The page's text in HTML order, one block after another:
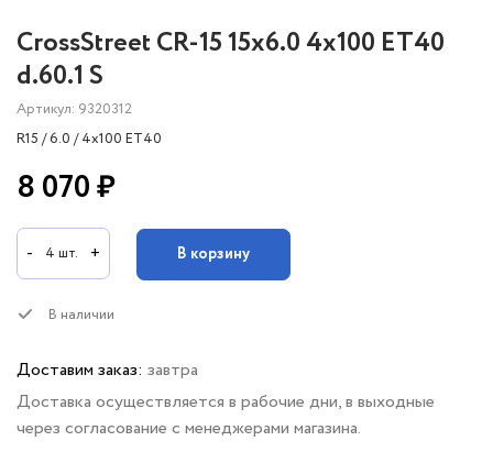
CrossStreet СR-15 15x6.0 4x100 ET40
d.60.1 S
Артикул: 9320312
R15 / 6.0 / 4x100 ET40
8 070 ₽
- 4 шт. + В корзину
В наличии
Доставим заказ: завтра
Доставка осуществляется в рабочие дни, в выходные
через согласование с менеджерами магазина.